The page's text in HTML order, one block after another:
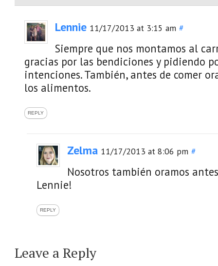
Lennie 11/17/2013 at 3:15 am #
Siempre que nos montamos al
gracias por las bendiciones y pidiendo
intenciones. También, antes de comer
los alimentos.
REPLY
Zelma 11/17/2013 at 8:06 pm #
Nosotros también oramos
Lennie!
REPLY
Leave a Reply